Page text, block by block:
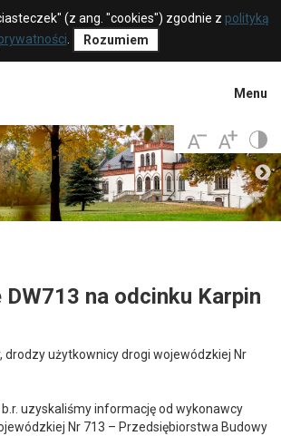
(z ang. "cookies") zgodnie z polityką
Rozumiem
Menu
na odcinku Karpin
drodzy użytkownicy drogi wojewódzkiej Nr
uzyskaliśmy informację od wykonawcy
Nr 713 – Przedsiębiorstwa Budowy